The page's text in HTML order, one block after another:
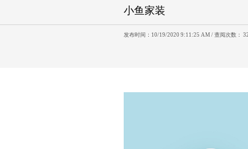
小鱼家装
发布时间：10/19/2020 9:11:25 AM / 查阅次数：